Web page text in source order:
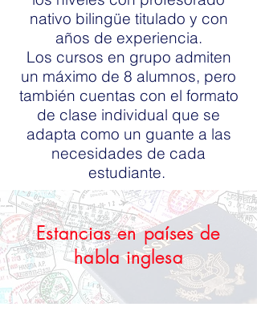
nativo bilingüe titulado y con
años de experiencia.
Los cursos en grupo admiten
un máximo de 8 alumnos, pero
también cuentas con el formato
de clase individual que se
adapta como un guante a las
necesidades de cada
estudiante.
Estancias en países de
habla inglesa